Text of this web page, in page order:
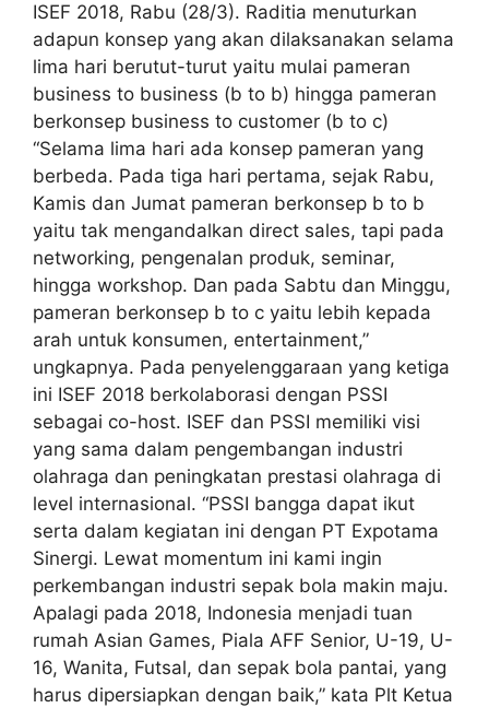
ISEF 2018, Rabu (28/3). Raditia menuturkan
adapun konsep yang akan dilaksanakan selama
lima hari berutut-turut yaitu mulai pameran
business to business (b to b) hingga pameran
berkonsep business to customer (b to c)
“Selama lima hari ada konsep pameran yang
berbeda. Pada tiga hari pertama, sejak Rabu,
Kamis dan Jumat pameran berkonsep b to b
yaitu tak mengandalkan direct sales, tapi pada
networking, pengenalan produk, seminar,
hingga workshop. Dan pada Sabtu dan Minggu,
pameran berkonsep b to c yaitu lebih kepada
arah untuk konsumen, entertainment,”
ungkapnya. Pada penyelenggaraan yang ketiga
ini ISEF 2018 berkolaborasi dengan PSSI
sebagai co-host. ISEF dan PSSI memiliki visi
yang sama dalam pengembangan industri
olahraga dan peningkatan prestasi olahraga di
level internasional. “PSSI bangga dapat ikut
serta dalam kegiatan ini dengan PT Expotama
Sinergi. Lewat momentum ini kami ingin
perkembangan industri sepak bola makin maju.
Apalagi pada 2018, Indonesia menjadi tuan
rumah Asian Games, Piala AFF Senior, U-19, U-
16, Wanita, Futsal, dan sepak bola pantai, yang
harus dipersiapkan dengan baik,” kata Plt Ketua